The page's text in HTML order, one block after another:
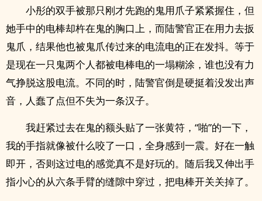
小彤的双手被那只刚才先跑的鬼用爪子紧紧握住，但
她手中的电棒却杵在鬼的胸口上，而陆警官正在用力去扳
鬼爪，结果他也被鬼爪传过来的电流电的正在发抖。等于
是现在一只鬼两个人都被电棒电的一塌糊涂，谁也没有力
气挣脱这股电流。不同的时，陆警官倒是硬挺着没发出声
音，人蠢了点但不失为一条汉子。
我赶紧过去在鬼的额头贴了一张黄符，“啪”的一下，
我的手指就像被什么咬了一口，全身感到一震。好在一触
即开，否则这过电的感觉真不是好玩的。随后我又伸出手
指小心的从六条手臂的缝隙中穿过，把电棒开关关掉了。